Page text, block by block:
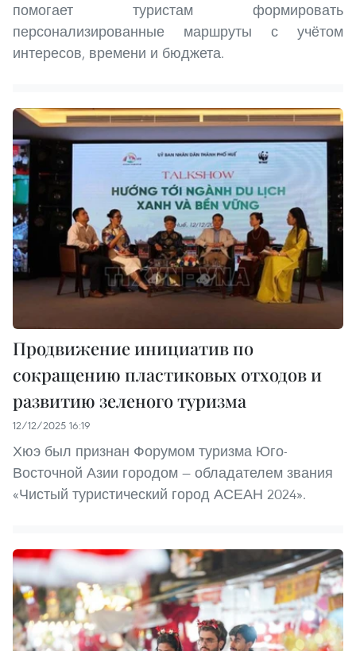
помогает туристам формировать
персонализированные маршруты с учётом
интересов, времени и бюджета.
Продвижение инициатив по
сокращению пластиковых отходов и
развитию зеленого туризма
12/12/2025 16:19
Хюэ был признан Форумом туризма Юго-
Восточной Азии городом — обладателем звания
«Чистый туристический город АСЕАН 2024».